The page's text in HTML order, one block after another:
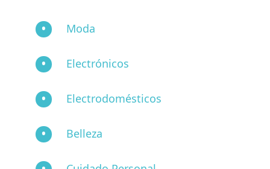
Moda
Electrónicos
Electrodomésticos
Belleza